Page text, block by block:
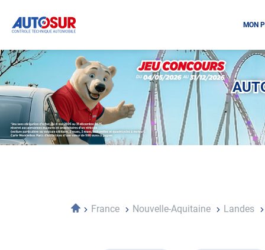
MON
Opération
spéciale
Mai
-
Décembre
2026
Locations
AccueilFrance Nouvelle-Aquitaine Landes